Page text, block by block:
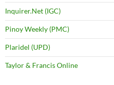
Inquirer.Net (IGC)
Pinoy Weekly (PMC)
Plaridel (UPD)
Taylor & Francis Online